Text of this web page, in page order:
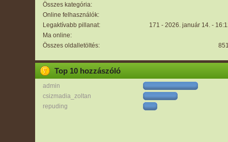
Összes kategória:
Online felhasználók:
Legaktívabb pillanat:
171 - 2026. január 14. -
Ma online:
Összes oldalletöltés:
Top 10 hozzászóló
admin
csizmadia_zoltan
repuding